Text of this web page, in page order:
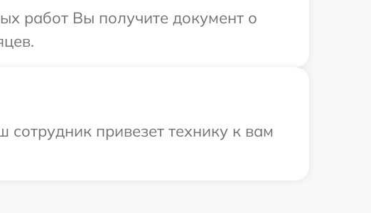
работ Вы получите документ о
привезет технику к вам